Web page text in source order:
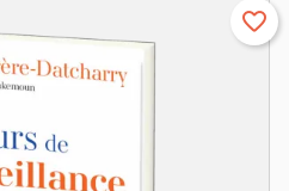
favorite_border